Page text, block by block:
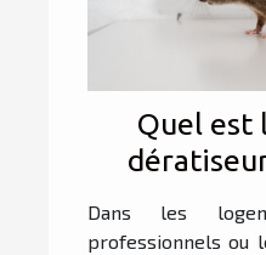
Quel est
Dans les
professionnels ou